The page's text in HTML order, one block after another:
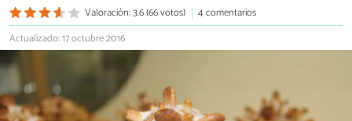
Valoración: 3.6 (66 votos)
4 comentarios
Actualizado: 17 octubre 2016